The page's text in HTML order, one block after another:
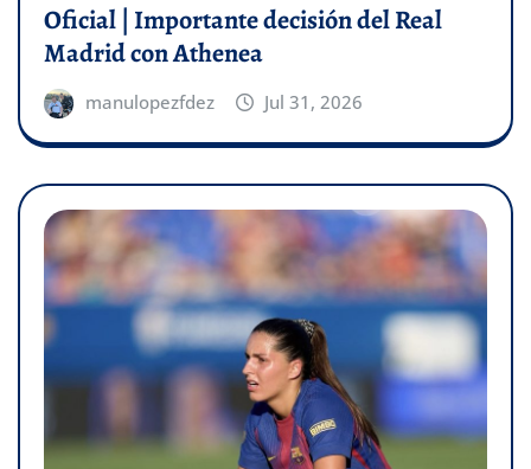
Oficial | Importante decisión del Real
Madrid con Athenea
manulopezfdez Jul 31, 2026